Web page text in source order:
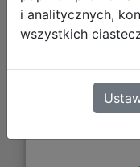
i analitycznych,
wszystkich